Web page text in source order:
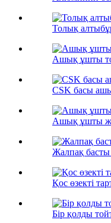
Толық
Ашық ұшты
CSK басы
Ашық ұшты
Жалпақ басты
Қос өзекті
Бір қолды